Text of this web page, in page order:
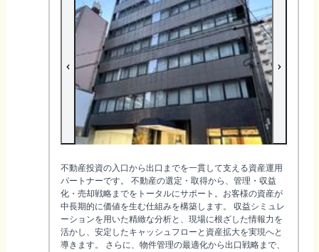
不動産投資の入口から出口までを一貫して支える資産運用
パートナーです。 不動産の選定・取得から、管理・収益
化・売却戦略までをトータルにサポート。お客様の資産が
中長期的に価値を生む仕組みを構築します。 収益シミュレ
ーションを用いた精緻な分析と、現場に根ざした情報力を
活かし、安定したキャッシュフローと資産拡大を実現へと
導きます。 さらに、物件管理の最適化から出口戦略まで、